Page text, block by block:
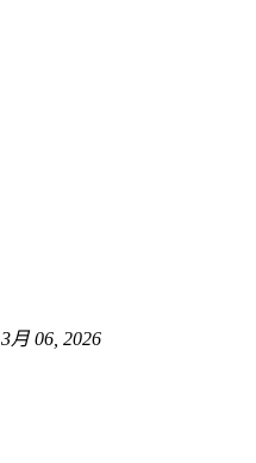
3月 06, 2026